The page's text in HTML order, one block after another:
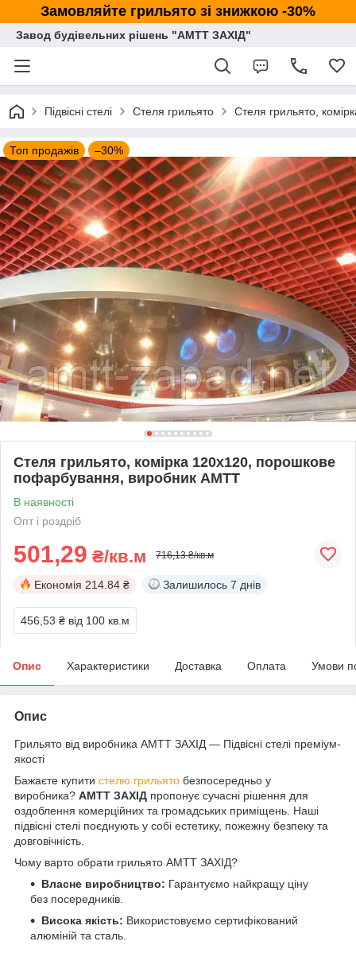
Замовляйте грильято зі знижкою -30%
Завод будівельних рішень "АМТТ ЗАХІД"
Підвісні стелі Стеля грильято Стеля грильято,
Топ продажів –30%
Стеля грильято, комірка 120х120, порошкове
пофарбування, виробник АМТТ
В наявності
Опт і роздріб
501,29 ₴/кв.м 716,13 ₴/кв.м
Економія 214.84 ₴ Залишилось 7 днів
456,53 ₴ від 100 кв.м
Опис Характеристики Доставка Оплата Умови
Опис
Грильято від виробника АМТТ ЗАХІД — Підвісні стелі преміум-
якості
Бажаєте купити стелю грильято безпосередньо у
виробника? АМТТ ЗАХІД пропонує сучасні рішення для
оздоблення комерційних та громадських приміщень. Наші
підвісні стелі поєднують у собі естетику, пожежну безпеку та
довговічність.
Чому варто обрати грильято АМТТ ЗАХІД?
Власне виробництво: Гарантуємо найкращу ціну
без посередників.
Висока якість: Використовуємо сертифікований
алюміній та сталь.